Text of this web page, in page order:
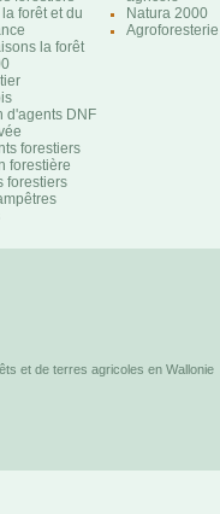
forêt et du
la forêt
d'agents DNF
forestiers
forestière
forestiers
Natura 2000
et de terres agricoles en Wallonie